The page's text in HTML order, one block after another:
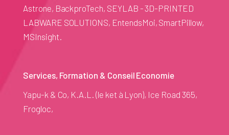
Astrone, BackproTech, SEYLAB - 3D-PRINTED
LABWARE SOLUTIONS, EntendsMoi, SmartPillow,
MSInsight.
Services, Formation & Conseil Economie
Yapu-k & Co, K.A.L. (le ket à Lyon), Ice Road 365,
Frogloc,